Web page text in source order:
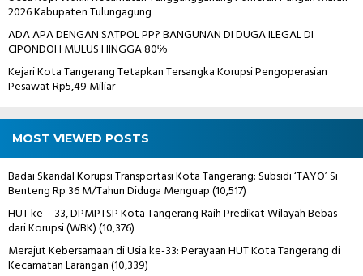
2026 Kabupaten Tulungagung
ADA APA DENGAN SATPOL PP? BANGUNAN DI DUGA ILEGAL DI
CIPONDOH MULUS HINGGA 80℅
Kejari Kota Tangerang Tetapkan Tersangka Korupsi Pengoperasian
Pesawat Rp5,49 Miliar
MOST VIEWED POSTS
Badai Skandal Korupsi Transportasi Kota Tangerang: Subsidi ‘TAYO’ Si
Benteng Rp 36 M/Tahun Diduga Menguap(10,517)
HUT ke – 33, DPMPTSP Kota Tangerang Raih Predikat Wilayah Bebas
dari Korupsi (WBK)(10,376)
Merajut Kebersamaan di Usia ke-33: Perayaan HUT Kota Tangerang di
Kecamatan Larangan(10,339)